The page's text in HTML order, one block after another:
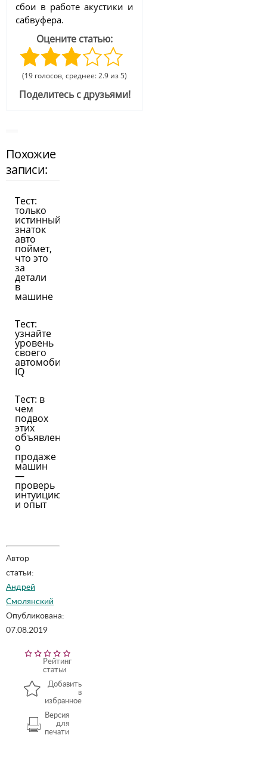
сбои в работе акустики и
сабвуфера.
Оцените статью:
(19 голосов, среднее: 2.9 из 5)
Поделитесь с друзьями!
Похожие
записи:
Тест:
только
истинный
знаток
авто
поймет,
что это
за
детали
в
машине
Тест:
узнайте
уровень
своего
автомобильного
IQ
Тест: в
чем
подвох
этих
объявлений
о
продаже
машин
—
проверь
интуицию
и опыт
Автор
статьи:
Андрей
Смолянский
Опубликована:
07.08.2019
Рейтинг
статьи
Добавить
в
избранное
Версия
для
печати